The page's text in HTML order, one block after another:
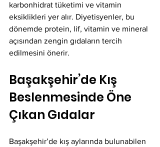
karbonhidrat tüketimi ve vitamin
eksiklikleri yer alır. Diyetisyenler, bu
dönemde protein, lif, vitamin ve mineral
açısından zengin gıdaların tercih
edilmesini önerir.
Başakşehir’de Kış
Beslenmesinde Öne
Çıkan Gıdalar
Başakşehir’de kış aylarında bulunabilen